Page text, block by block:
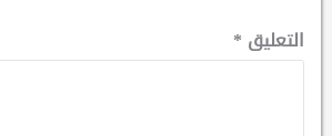
التعليق *